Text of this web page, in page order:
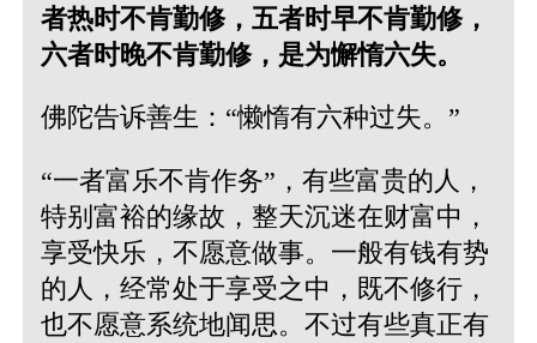
者热时不肯勤修，五者时早不肯勤修，
六者时晚不肯勤修，是为懈惰六失。
佛陀告诉善生：“懒惰有六种过失。”
“一者富乐不肯作务”，有些富贵的人，
特别富裕的缘故，整天沉迷在财富中，
享受快乐，不愿意做事。一般有钱有势
的人，经常处于享受之中，既不修行，
也不愿意系统地闻思。不过有些真正有